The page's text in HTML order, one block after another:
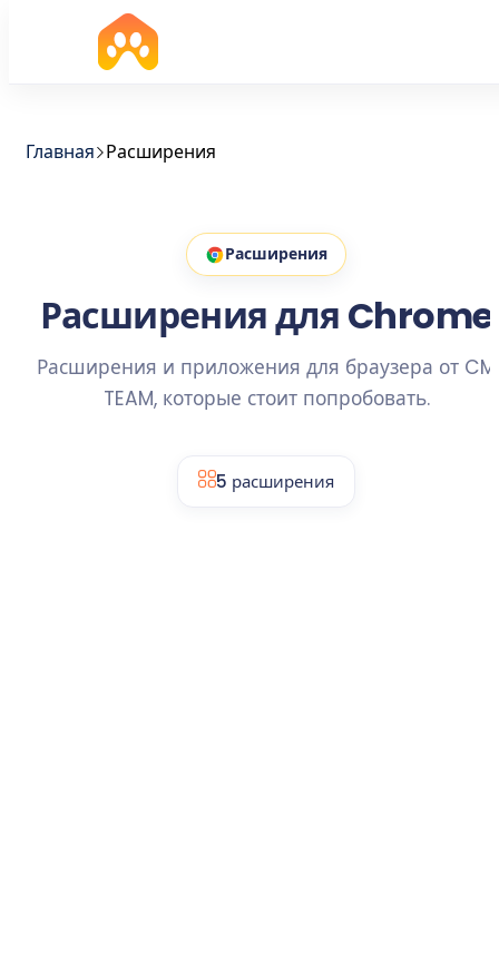
Главная Расширения
Расширения
Расширения для Chrome
Расширения и приложения для браузера от CM
TEAM, которые стоит попробовать.
5 расширения